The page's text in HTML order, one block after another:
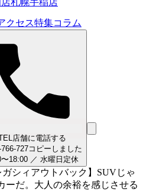
札幌手稲店
クセス特集コラム
店舗に電話する
766-727コピーしました
18:00／ 水曜日 定休
ガシィアウトバック】SUVじゃ
ーだ。大人の余裕を感じさせる